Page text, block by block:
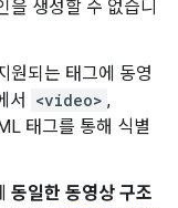
을 생성할 수 없습니
원되는 태그에 동영
서
<video> ,
태그를 통해 식별
동일한 동영상 구조